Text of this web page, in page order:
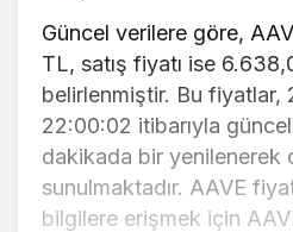
Güncel verilere göre,
TL, satış fiyatı ise
belirlenmiştir. Bu
22:00:02 itibarıyla
dakikada bir yenilenerek
sunulmaktadır. AAVE
bilgilere erişmek için